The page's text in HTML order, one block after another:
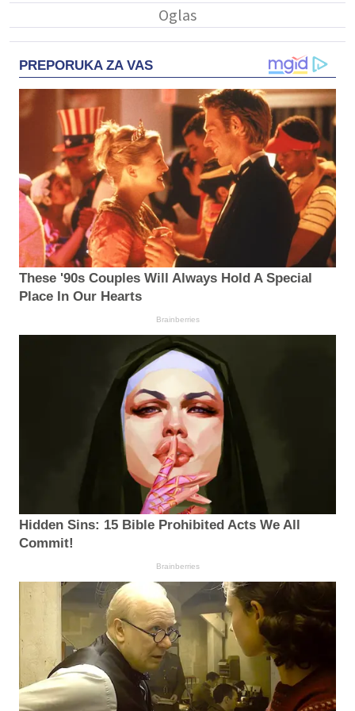
PREPORUKA ZA VAS
These '90s Couples Will Always Hold A Special
Place In Our Hearts
Brainberries
Hidden Sins: 15 Bible Prohibited Acts We All
Commit!
Brainberries